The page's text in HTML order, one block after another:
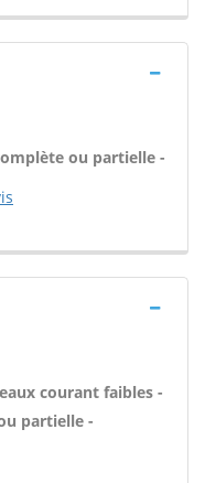
ou partielle -
courant faibles -
partielle -